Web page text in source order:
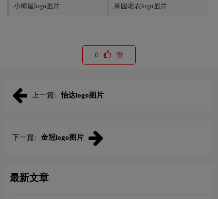
小梅屋logo图片 果园老农logo图片
0 赞
上一篇: 怡达logo图片
下一篇: 金冠logo图片
最新文章